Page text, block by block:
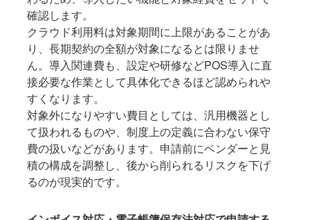
確認します。
クラウド利用料は対象期間に上限があることがあ
り、長期契約の全額が対象になるとは限りませ
ん。導入関連費も、設定や研修などPOS導入に直
接必要な作業として具体化できるほど認められや
すくなります。
対象外になりやすい費目としては、汎用機器とし
て扱われるものや、制度上の定義に合わない保守
費の扱いなどがあります。申請前にベンダーと見
積の構成を調整し、後から削られるリスクを下げ
るのが現実的です。